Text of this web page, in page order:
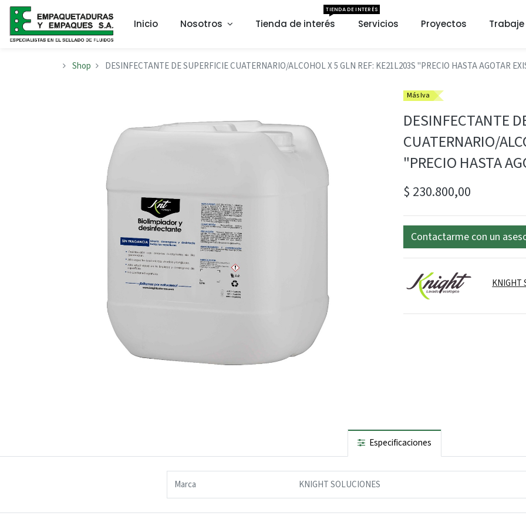
Inicio Nosotros Tienda de interés
TIENDA DE INTERÉS
Servicios Proyectos
Shop DESINFECTANTE DE SUPERFICIE CUATERNARIO/ALCOHOL X 5 GLN REF: KE21L203S "PRECIO HASTA AGOTAR
Más Iva
DESINFECTANTE
CUATERNARIO/
"PRECIO HASTA
$ 230.800,00
Contactarme con un
KNIGHT
Especificaciones
Marca KNIGHT SOLUCIONES